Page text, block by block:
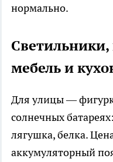
нормально.
мебель и
Для улицы —
солнечных
лягушка, белка.
аккумуляторный